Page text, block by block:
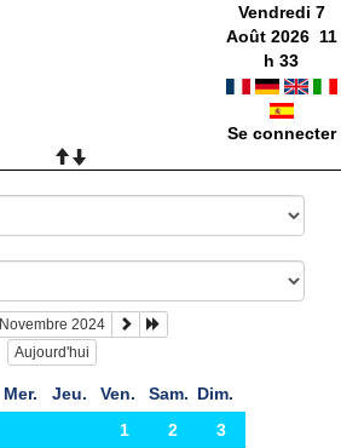
Vendredi 7
Août 2026 11
h33
Se connecter
Novembre 2024
Aujourd'hui
Mer. Jeu. Ven. Sam. Dim.
1 2
3